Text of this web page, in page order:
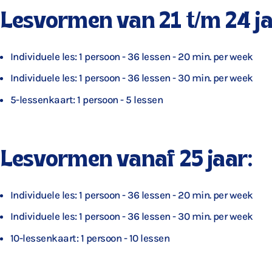
Lesvormen van 21 t/m 24
Individuele les: 1 persoon - 36 lessen - 20 min. per week
Individuele les: 1 persoon - 36 lessen - 30 min. per week
5-lessenkaart: 1 persoon - 5 lessen
Lesvormen vanaf 25 jaar:
Individuele les: 1 persoon - 36 lessen - 20 min. per week
Individuele les: 1 persoon - 36 lessen - 30 min. per week
10-lessenkaart: 1 persoon - 10 lessen